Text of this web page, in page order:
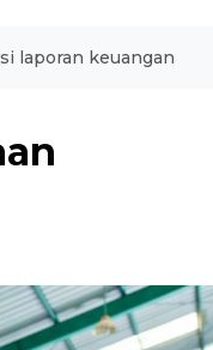
laporan keuangan